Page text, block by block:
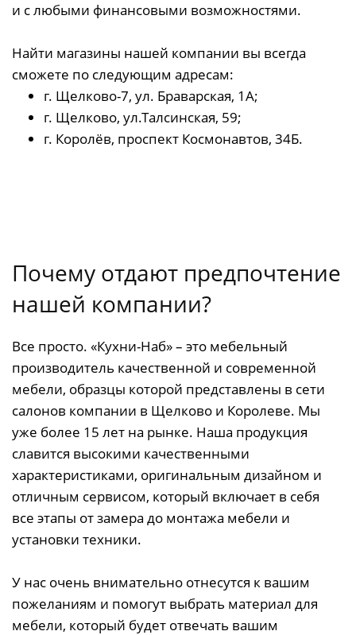
и с любыми финансовыми возможностями.
Найти магазины нашей компании вы всегда
сможете по следующим адресам:
г. Щелково-7, ул. Браварская, 1А;
г. Щелково, ул.Талсинская, 59;
г. Королёв, проспект Космонавтов, 34Б.
Почему отдают предпочтение
нашей компании?
Все просто. «Кухни-Наб» – это мебельный
производитель качественной и современной
мебели, образцы которой представлены в сети
салонов компании в Щелково и Королеве. Мы
уже более 15 лет на рынке. Наша продукция
славится высокими качественными
характеристиками, оригинальным дизайном и
отличным сервисом, который включает в себя
все этапы от замера до монтажа мебели и
установки техники.
У нас очень внимательно отнесутся к вашим
пожеланиям и помогут выбрать материал для
мебели, который будет отвечать вашим